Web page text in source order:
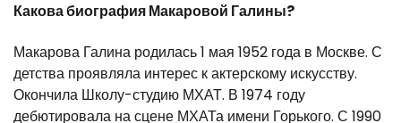
Какова биография Макаровой Галины?
Макарова Галина родилась 1 мая 1952 года в Москве. С
детства проявляла интерес к актерскому искусству.
Окончила Школу-студию МХАТ. В 1974 году
дебютировала на сцене МХАТа имени Горького. С 1990